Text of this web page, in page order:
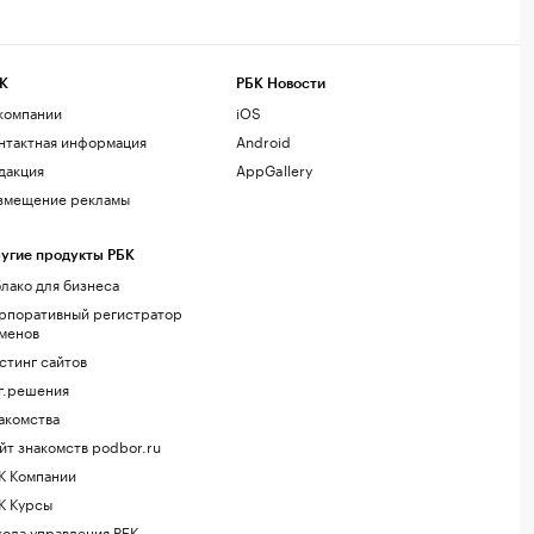
информация
рекламы
продукты РБК
для бизнеса
регистратор
сайтов
знакомств podbor.ru
Компании
Курсы
РБК Новости
iOS
Android
AppGallery